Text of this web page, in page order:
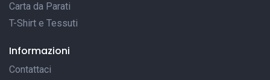
Carta da Parati
T-Shirt e Tessuti
Informazioni
Contattaci